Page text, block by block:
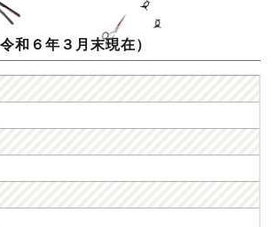
和６年３月末現在）